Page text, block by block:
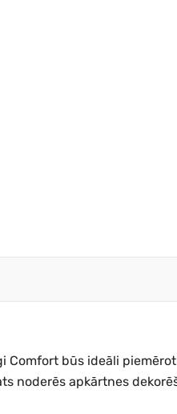
Comfort būs ideāli
noderēs apkārtnes